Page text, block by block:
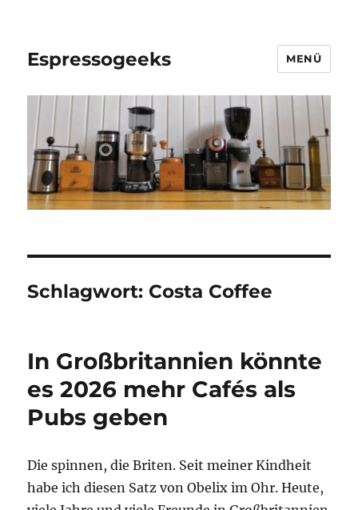
Espressogeeks MENÜ
Schlagwort: Costa Coffee
In Großbritannien könnte
es 2026 mehr Cafés als
Pubs geben
Die spinnen, die Briten. Seit meiner Kindheit
habe ich diesen Satz von Obelix im Ohr. Heute,